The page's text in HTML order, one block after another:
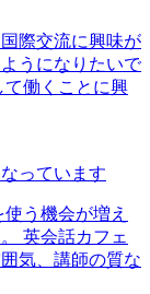
際交流に興味が
うになりたいで
働くことに興
っています
う機会が増え
英会話カフェ
気、講師の質な